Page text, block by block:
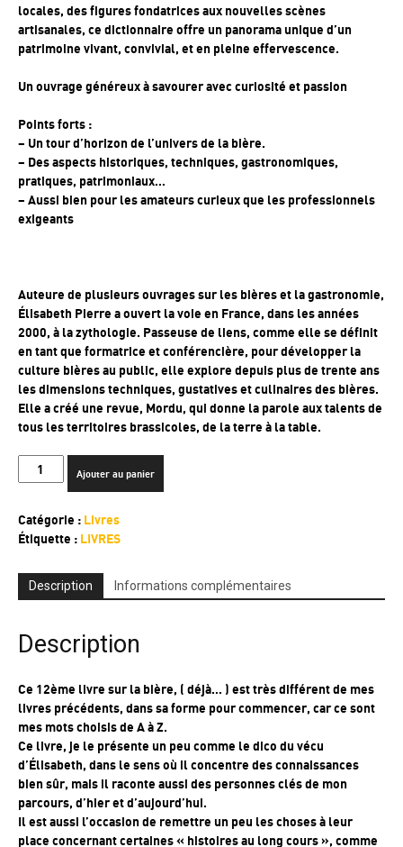
locales, des figures fondatrices aux nouvelles scènes
artisanales, ce dictionnaire offre un panorama unique d’un
patrimoine vivant, convivial, et en pleine effervescence.
Un ouvrage généreux à savourer avec curiosité et passion
Points forts :
– Un tour d’horizon de l’univers de la bière.
– Des aspects historiques, techniques, gastronomiques,
pratiques, patrimoniaux…
– Aussi bien pour les amateurs curieux que les professionnels
exigeants
Auteure de plusieurs ouvrages sur les bières et la gastronomie,
Élisabeth Pierre a ouvert la voie en France, dans les années
2000, à la zythologie. Passeuse de liens, comme elle se définit
en tant que formatrice et conférencière, pour développer la
culture bières au public, elle explore depuis plus de trente ans
les dimensions techniques, gustatives et culinaires des bières.
Elle a créé une revue, Mordu, qui donne la parole aux talents de
tous les territoires brassicoles, de la terre à la table.
quantité
de
!
LE
DICTIONNAIRE
BIÈRE
Ajouter au panier
Catégorie : Livres
Étiquette : LIVRES
Description Informations complémentaires
Description
Ce 12ème livre sur la bière, ( déjà… ) est très différent de mes
livres précédents, dans sa forme pour commencer, car ce sont
mes mots choisis de A à Z.
Ce livre, je le présente un peu comme le dico du vécu
d’Élisabeth, dans le sens où il concentre des connaissances
bien sûr, mais il raconte aussi des personnes clés de mon
parcours, d’hier et d’aujourd’hui.
Il est aussi l’occasion de remettre un peu les choses à leur
place concernant certaines « histoires au long cours », comme